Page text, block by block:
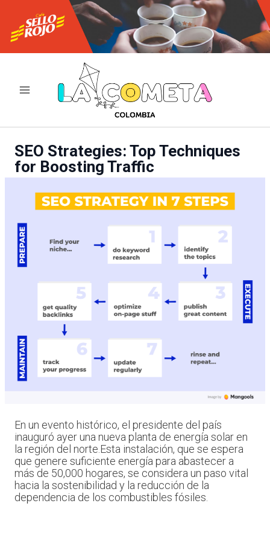
contenido
SEO Strategies: Top Techniques
for Boosting Traffic
En un evento histórico, el presidente del país
inauguró ayer una nueva planta de energía solar en
la región del norte.Esta instalación, que se espera
que genere suficiente energía para abastecer a
más de 50,000 hogares, se considera un paso vital
hacia la sostenibilidad y la reducción de la
dependencia de los combustibles fósiles.